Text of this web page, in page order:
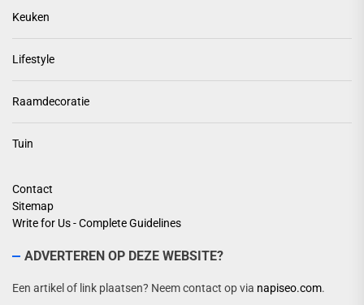
Keuken
Lifestyle
Raamdecoratie
Tuin
Contact
Sitemap
Write for Us - Complete Guidelines
ADVERTEREN OP DEZE WEBSITE?
Een artikel of link plaatsen? Neem contact op via napiseo.com.